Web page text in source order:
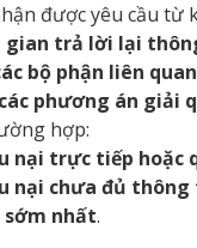
được yêu cầu từ
gian trả lời lại
bộ phận liên quan
phương án giải
hợp:
nại trực tiếp hoặc
nại chưa đủ thông
sớm nhất.